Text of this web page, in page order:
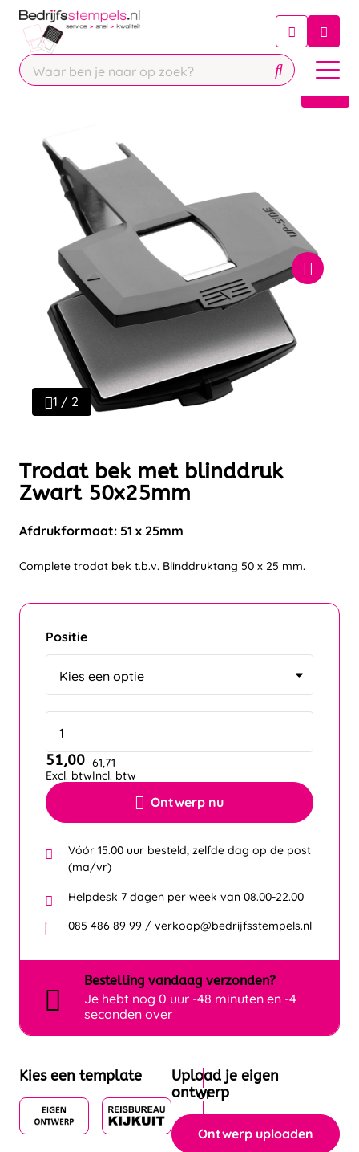
Chatbot
Chat 24/7 met onze chatbot voor
Contact
1 / 2
Trodat bek met blinddruk
Zwart 50x25mm
Afdrukformaat: 51 x 25mm
Complete trodat bek t.b.v. Blinddruktang 50 x 25 mm.
Positie
Ontwerp nu
51,00
Excl. btw
61,71
Incl. btw
Vóór 15.00 uur besteld, zelfde dag op de post
(ma/vr)
Helpdesk 7 dagen per week van 08.00-22.00
085 486 89 99 / verkoop@bedrijfsstempels.nl
Bestelling vandaag verzonden?
Je hebt nog 0 uur -48 minuten en -4
seconden over
Kies een template
Upload je eigen
ontwerp
Ontwerp uploaden